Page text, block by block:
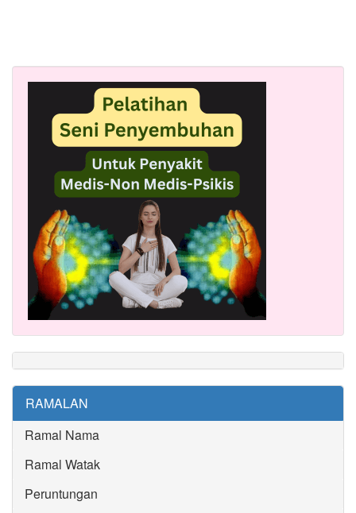
RAMALAN
Ramal Nama
Ramal Watak
Peruntungan